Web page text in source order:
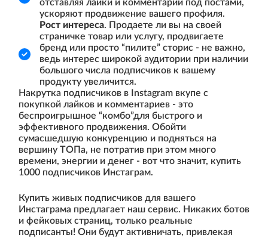
отставляя лайки и комментарии под постами,
ускоряют продвижение вашего профиля.
Рост интереса. Продаете ли вы на своей
страничке товар или услугу, продвигаете
бренд или просто “пилите” сторис - не важно,
ведь интерес широкой аудитории при наличии
большого числа подписчиков к вашему
продукту увеличится.
Накрутка подписчиков в Instagram вкупе с
покупкой лайков и комментариев - это
беспроигрышное “комбо”для быстрого и
эффективного продвижения. Обойти
сумасшедшую конкуренцию и подняться на
вершину ТОПа, не потратив при этом много
времени, энергии и денег - вот что значит, купить
1000 подписчиков Инстаграм.
Купить живых подписчиков для вашего
Инстаграма предлагает наш сервис. Никаких ботов
и фейковых страниц, только реальные
подписанты! Они будут активничать, привлекая